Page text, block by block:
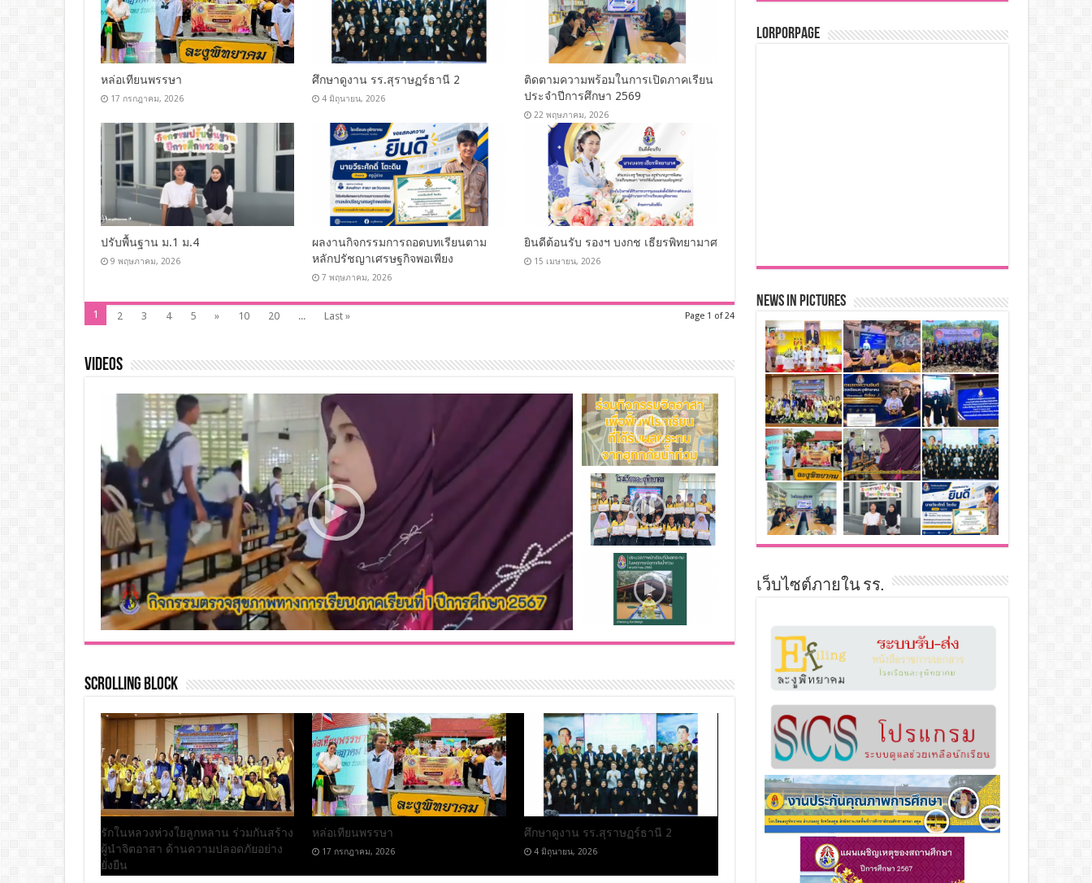
หล่อเทียนพรรษา
17 กรกฎาคม, 2026
ศึกษาดูงาน รร.สุราษฏร์ธานี 2
4 มิถุนายน, 2026
ติดตามความพร้อมในการเปิดภาคเรียน
ประจำปีการศึกษา 2569
22 พฤษภาคม, 2026
ปรับพื้นฐาน ม.1 ม.4
9 พฤษภาคม, 2026
ผลงานกิจกรรมการถอดบทเรียนตาม
หลักปรัชญาเศรษฐกิจพอเพียง
7 พฤษภาคม, 2026
ยินดีต้อนรับ รองฯ บงกช เธียรพิทยามาศ
15 เมษายน, 2026
Page 1 of 24
1 2 3 4 5 » 10 20 ... Last »
Videos
Scrolling Block
ติดตามความพร้อมในการเปิดภาคเรียน
ประจำปีการศึกษา 2569
22 พฤษภาคม, 2026
ปรับพื้นฐาน ม.1 ม.4
9 พฤษภาคม, 2026
ผลงานกิจกรรมการถอดบทเรียนตาม
หลักปรัชญาเศรษฐกิจพอเพียง
LorPorPage
News in Pictures
เว็บไซต์ภายใน รร.